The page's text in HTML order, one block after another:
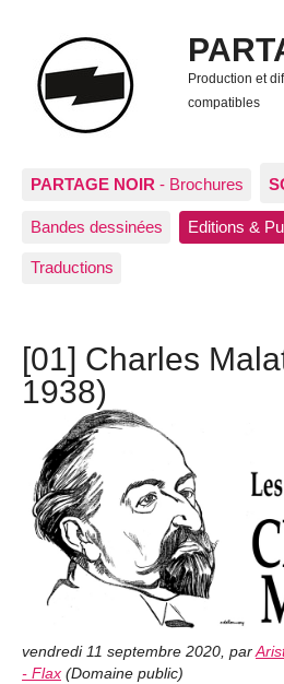
Production et
compatibles
PARTAGE NOIR - Brochures
Bandes dessinées Editions &
Traductions
[01] Charles
1938)
vendredi 11 septembre 2020, par
- Flax (Domaine public)